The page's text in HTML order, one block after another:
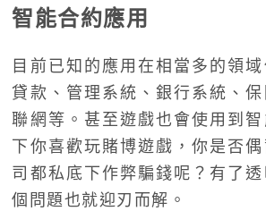
智能合約應用
目前已知的應用在相當多的領
貸款、管理系統、銀行系統、
聯網等。甚至遊戲也會使用到
下你喜歡玩賭博遊戲，你是否
司都私底下作弊騙錢呢？有了
個問題也就迎刃而解。